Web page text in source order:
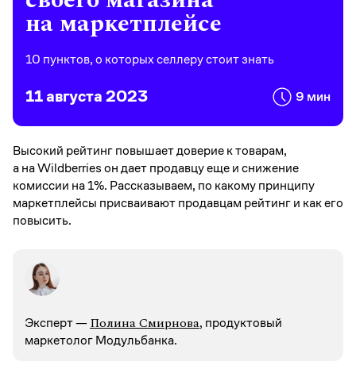
на маркетплейсе
10 пунктов, о которых селлеру стоит знать
11 августа 2023 9 мин
Высокий рейтинг повышает доверие к товарам,
а на Wildberries он дает продавцу еще и снижение
комиссии на 1%. Рассказываем, по какому принципу
маркетплейсы присваивают продавцам рейтинг и как его
повысить.
Эксперт —Полина Смирнова, продуктовый
маркетолог Модульбанка.